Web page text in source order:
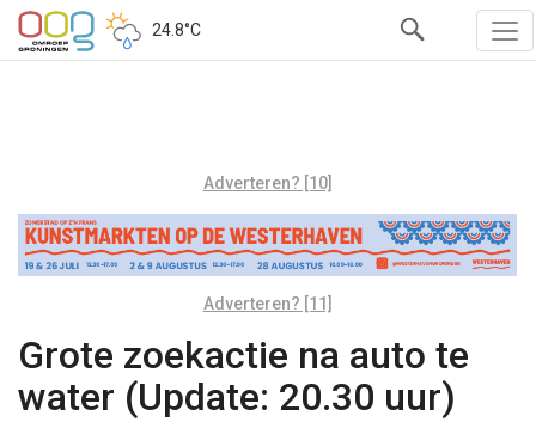
24.8°C
Adverteren? [10]
Adverteren? [11]
Grote zoekactie na auto te
water (Update: 20.30 uur)